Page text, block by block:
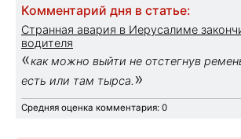
Комментарий дня в статье:
Странная авария в Иерусалиме
водителя
«как можно выйти не отстегнув
есть или там тырса. »
Средняя оценка комментария: 0